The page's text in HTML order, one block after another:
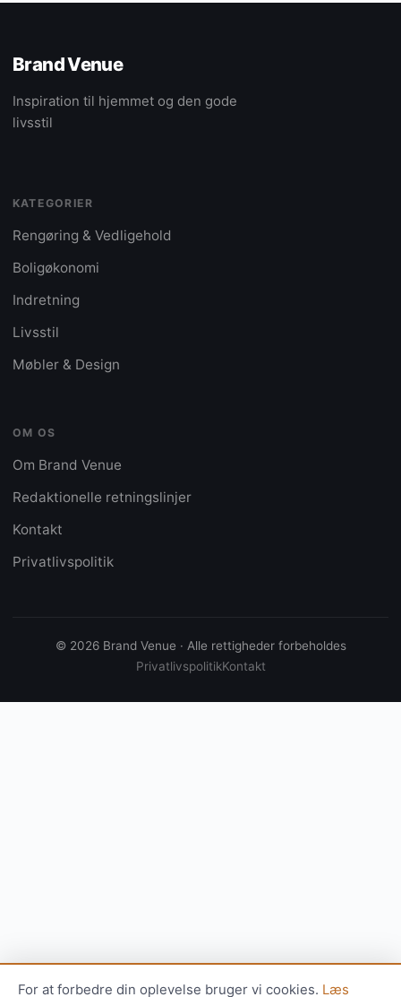
Brand Venue
Inspiration til hjemmet og den gode
livsstil
KATEGORIER
Rengøring & Vedligehold
Boligøkonomi
Indretning
Livsstil
Møbler & Design
OM OS
Om Brand Venue
Redaktionelle retningslinjer
Kontakt
Privatlivspolitik
© 2026 Brand Venue · Alle rettigheder forbeholdes
PrivatlivspolitikKontakt
For at forbedre din oplevelse bruger vi cookies. Læs